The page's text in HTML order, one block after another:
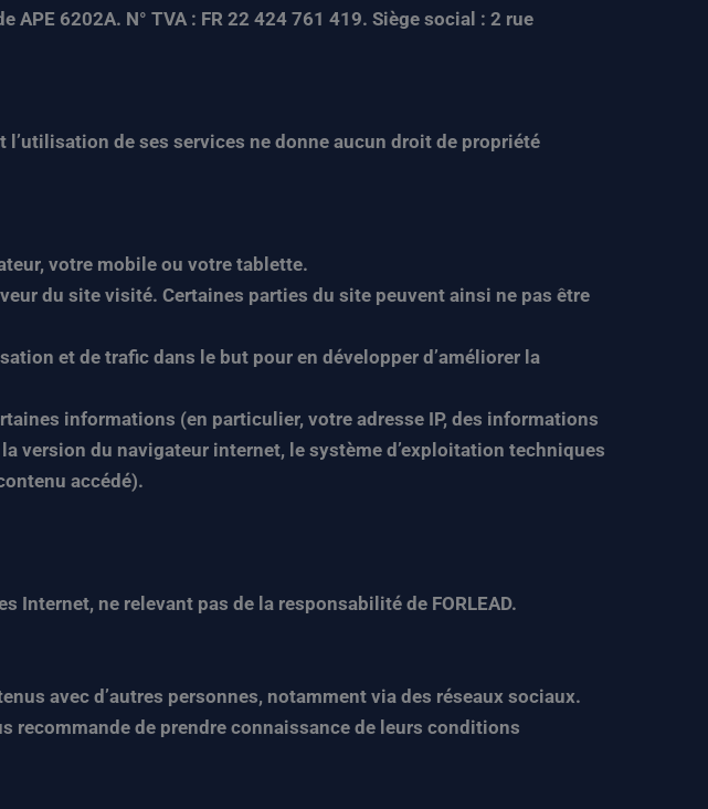
6202A. N° TVA : FR 22 424 761 419. Siège social : 2 rue
l’utilisation de ses services ne donne aucun droit de propriété
votre mobile ou votre tablette.
du site visité. Certaines parties du site peuvent ainsi ne pas être
et de trafic dans le but pour en développer d’améliorer la
informations (en particulier, votre adresse IP, des informations
version du navigateur internet, le système d’exploitation techniques
accédé).
Internet, ne relevant pas de la responsabilité de FORLEAD.
avec d’autres personnes, notamment via des réseaux sociaux.
recommande de prendre connaissance de leurs conditions